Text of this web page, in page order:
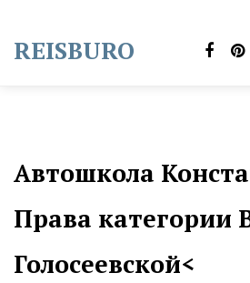
content
REISBURO
Автошкола
Права категории
Голосеевской<